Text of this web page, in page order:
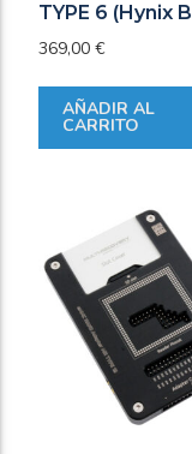
TYPE 6 (Hynix
369,00 €
AÑADIR AL
CARRITO